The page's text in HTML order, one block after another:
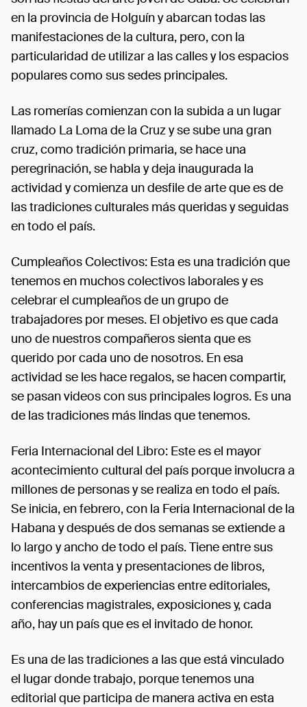
en la provincia de Holguín y abarcan todas las
manifestaciones de la cultura, pero, con la
particularidad de utilizar a las calles y los espacios
populares como sus sedes principales.
Las romerías comienzan con la subida a un lugar
llamado La Loma de la Cruz y se sube una gran
cruz, como tradición primaria, se hace una
peregrinación, se habla y deja inaugurada la
actividad y comienza un desfile de arte que es de
las tradiciones culturales más queridas y seguidas
en todo el país.
Cumpleaños Colectivos: Esta es una tradición que
tenemos en muchos colectivos laborales y es
celebrar el cumpleaños de un grupo de
trabajadores por meses. El objetivo es que cada
uno de nuestros compañeros sienta que es
querido por cada uno de nosotros. En esa
actividad se les hace regalos, se hacen compartir,
se pasan videos con sus principales logros. Es una
de las tradiciones más lindas que tenemos.
Feria Internacional del Libro: Este es el mayor
acontecimiento cultural del país porque involucra a
millones de personas y se realiza en todo el país.
Se inicia, en febrero, con la Feria Internacional de la
Habana y después de dos semanas se extiende a
lo largo y ancho de todo el país. Tiene entre sus
incentivos la venta y presentaciones de libros,
intercambios de experiencias entre editoriales,
conferencias magistrales, exposiciones y, cada
año, hay un país que es el invitado de honor.
Es una de las tradiciones a las que está vinculado
el lugar donde trabajo, porque tenemos una
editorial que participa de manera activa en esta